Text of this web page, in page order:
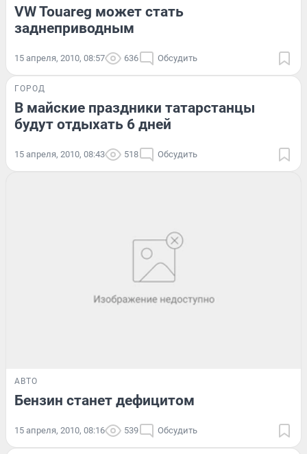
VW Touareg может стать
заднеприводным
15 апреля, 2010, 08:57 636 Обсудить
ГОРОД
В майские праздники татарстанцы
будут отдыхать 6 дней
15 апреля, 2010, 08:43 518 Обсудить
АВТО
Бензин станет дефицитом
15 апреля, 2010, 08:16 539 Обсудить